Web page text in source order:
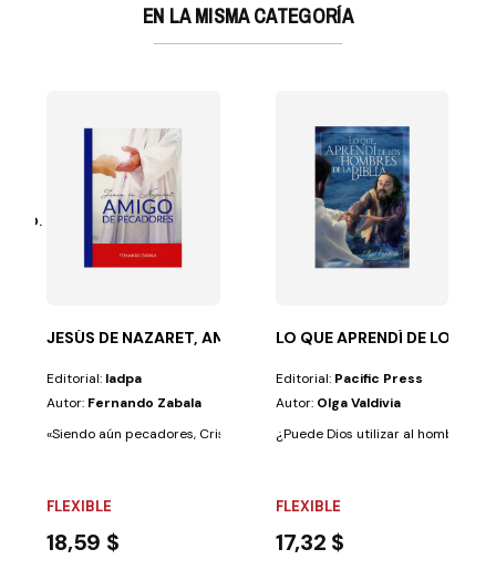
EN LA MISMA CATEGORÍA
D. Melgosa
Pocas cosas son tan beneficiosas para la mente...
JESÚS DE NAZARET, AMIGO DE PECADORES
Editorial: Iadpa
Autor: Fernando Zabala
«Siendo aún pecadores, Cristo murió por nosotros» (Rom. 5:8). «Nadie
FLEXIBLE
18,59 $
LO QUE APRENDÍ DE LOS
Editorial: Pacific Press
Autor: Olga Valdivia
¿Puede Dios utilizar al hombre
FLEXIBLE
17,32 $